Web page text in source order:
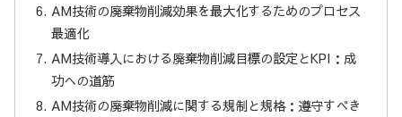
AM技術の廃棄物削減効果を最大化するためのプロセス
最適化
AM技術導入における廃棄物削減目標の設定とKPI：成
功への道筋
AM技術の廃棄物削減に関する規制と規格：遵守すべき